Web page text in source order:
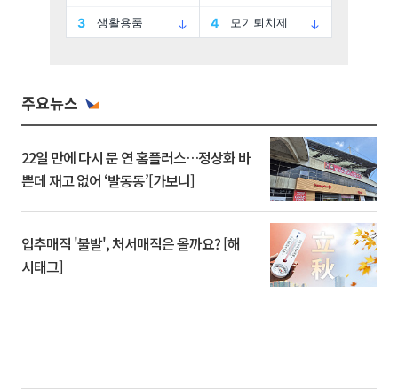
주요뉴스
22일 만에 다시 문 연 홈플러스…정상화 바
쁜데 재고 없어 ‘발동동’[가보니]
입추매직 '불발', 처서매직은 올까요? [해
시태그]